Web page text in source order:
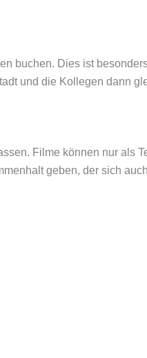
buchen. Dies ist
und die Kollegen dann
Filme können nur als
geben, der sich